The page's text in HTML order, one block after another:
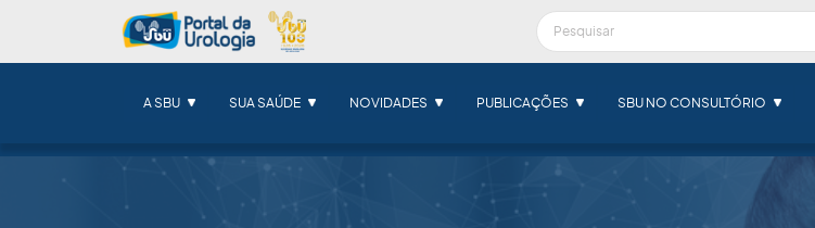
A SBU SUA SAÚDE NOVIDADES PUBLICAÇÕES SBU NO CONSULTÓRIO